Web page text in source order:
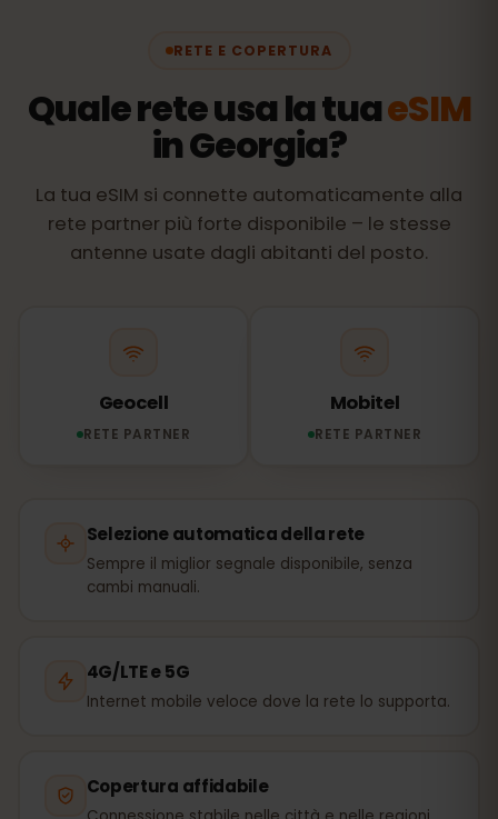
RETE E COPERTURA
Quale rete usa la tuaeSIM
in Georgia?
La tua eSIM si connette automaticamente alla
rete partner più forte disponibile – le stesse
antenne usate dagli abitanti del posto.
Geocell
RETE PARTNER
Mobitel
RETE PARTNER
Selezione automatica della rete
Sempre il miglior segnale disponibile, senza
cambi manuali.
4G/LTE e 5G
Internet mobile veloce dove la rete lo supporta.
Copertura affidabile